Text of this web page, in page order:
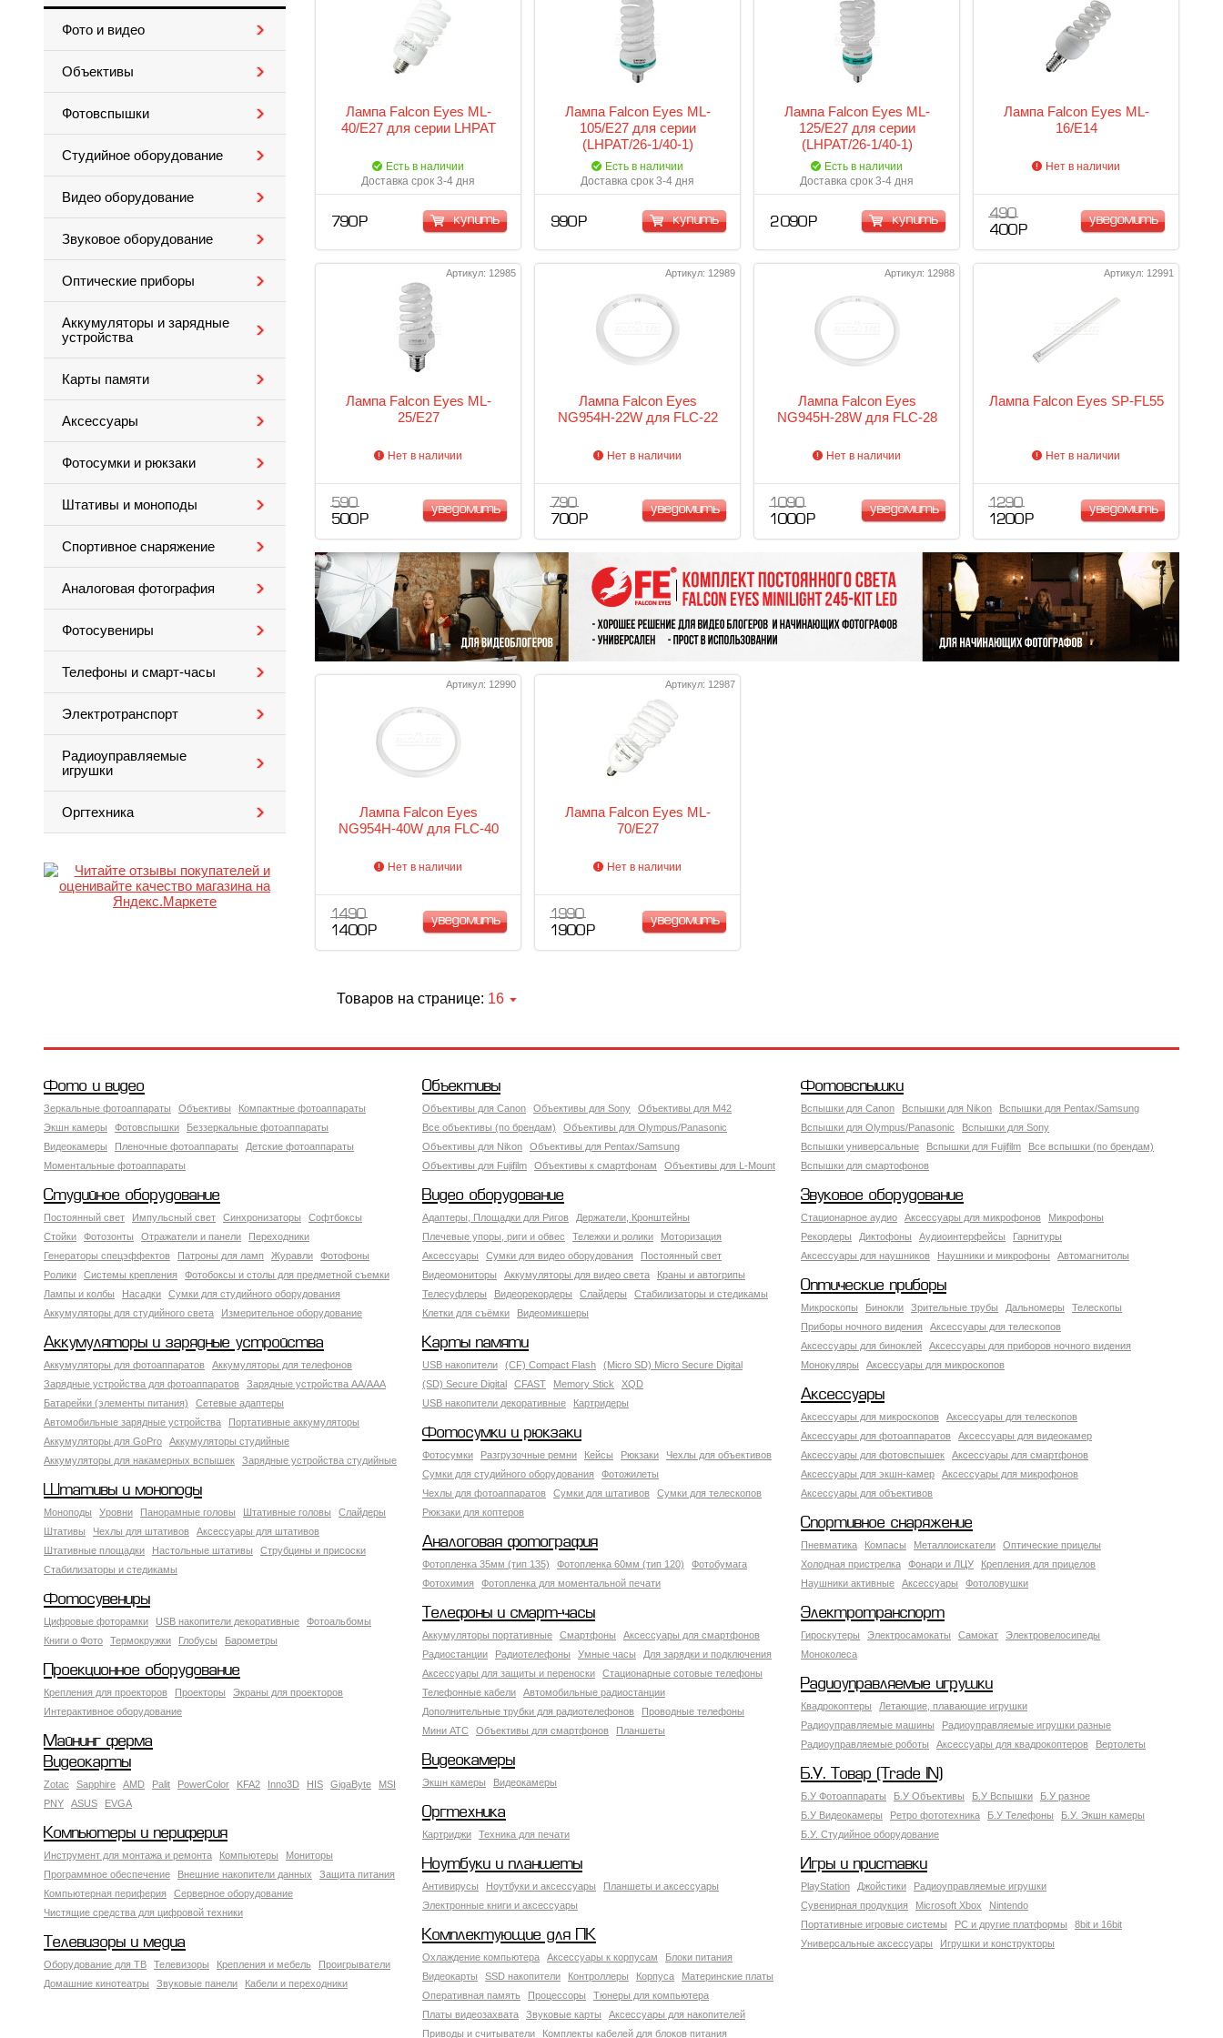
Фото и видео
Объективы
Фотовспышки
Студийное оборудование
Видео оборудование
Звуковое оборудование
Оптические приборы
Аккумуляторы и зарядные
устройства
Карты памяти
Аксессуары
Фотосумки и рюкзаки
Штативы и моноподы
Спортивное снаряжение
Аналоговая фотография
Фотосувениры
Телефоны и смарт-часы
Электротранспорт
Радиоуправляемые
игрушки
Оргтехника
Лампа Falcon Eyes ML-
40/E27 для серии LHPAT
Есть в наличии
Доставка срок 3-4 дня
790 Р купить
Лампа Falcon Eyes ML-
105/E27 для серии
(LHPAT/26-1/40-1)
Есть в наличии
Доставка срок 3-4 дня
990 Р купить
Лампа Falcon Eyes ML-
125/E27 для серии
(LHPAT/26-1/40-1)
Есть в наличии
Доставка срок 3-4 дня
2 090 Р купить
Лампа Falcon Eyes ML-
16/E14
Нет в наличии
490
400 Р
уведомить
Артикул: 12985
Лампа Falcon Eyes ML-
25/E27
Нет в наличии
590
500 Р
уведомить
Артикул: 12989
Лампа Falcon Eyes
NG954H-22W для FLC-22
Нет в наличии
790
700 Р
уведомить
Артикул: 12988
Лампа Falcon Eyes
NG945H-28W для FLC-28
Нет в наличии
1 090
1 000 Р
уведомить
Артикул: 12991
Лампа Falcon Eyes SP-FL55
Нет в наличии
1 290
1 200 Р
уведомить
Артикул: 12990
Лампа Falcon Eyes
NG954H-40W для FLC-40
Нет в наличии
1 490
1 400 Р
уведомить
Артикул: 12987
Лампа Falcon Eyes ML-
70/E27
Нет в наличии
1 990
1 900 Р
уведомить
Товаров на странице: 16
Фото и видео
Зеркальные фотоаппараты Объективы
Компактные фотоаппараты
Экшн камеры
Фотовспышки
Беззеркальные фотоаппараты
Видеокамеры
Пленочные фотоаппараты
Детские фотоаппараты
Моментальные фотоаппараты
Объективы
Объективы для Canon Объективы для Sony
Объективы для M42
Все объективы (по брендам)
Объективы для Olympus/Panasonic
Объективы для Nikon
Объективы для Pentax/Samsung
Объективы для Fujifilm
Объективы к смартфонам Объективы для L-Mount
Фотовспышки
Вспышки для Canon Вспышки для Nikon
Вспышки для Pentax/Samsung
Вспышки для Olympus/Panasonic
Вспышки для Sony
Вспышки универсальные
Вспышки для Fujifilm
Все вспышки (по брендам)
Вспышки для смартофонов
Студийное оборудование
Постоянный свет Импульсный свет Синхронизаторы
Софтбоксы
Стойки
Фотозонты Отражатели и панели
Переходники
Генераторы спецэффектов
Патроны для ламп Журавли
Фотофоны
Ролики
Системы крепления
Фотобоксы и столы для предметной съемки
Лампы и колбы
Насадки
Сумки для студийного оборудования
Аккумуляторы для студийного света
Измерительное оборудование
Видео оборудование
Адаптеры, Площадки для Ригов
Держатели, Кронштейны
Плечевые упоры, риги и обвес
Тележки и ролики
Моторизация
Аксессуары
Сумки для видео оборудования
Постоянный свет
Видеомониторы
Аккумуляторы для видео света
Краны и автогрипы
Телесуфлеры
Видеорекордеры Слайдеры
Стабилизаторы и стедикамы
Клетки для съёмки
Видеомикшеры
Звуковое оборудование
Стационарное аудио Аксессуары для микрофонов
Микрофоны
Рекордеры
Диктофоны Аудиоинтерфейсы
Гарнитуры
Аксессуары для наушников
Наушники и микрофоны Автомагнитолы
Оптические приборы
Микроскопы Бинокли Зрительные трубы Дальномеры
Телескопы
Приборы ночного видения
Аксессуары для телескопов
Аксессуары для биноклей
Аксессуары для приборов ночного видения
Монокуляры
Аксессуары для микроскопов
Аккумуляторы и зарядные устройства
Аккумуляторы для фотоаппаратов
Аккумуляторы для телефонов
Зарядные устройства для фотоаппаратов
Зарядные устройства AA/AAA
Батарейки (элементы питания)
Сетевые адаптеры
Автомобильные зарядные устройства
Портативные аккумуляторы
Аккумуляторы для GoPro
Аккумуляторы студийные
Аккумуляторы для накамерных вспышек
Зарядные устройства студийные
Карты памяти
USB накопители (CF) Compact Flash
(Micro SD) Micro Secure Digital
(SD) Secure Digital
CFAST Memory Stick
XQD
USB накопители декоративные
Картридеры Аксессуары
Аксессуары для микроскопов
Аксессуары для телескопов
Аксессуары для фотоаппаратов
Аксессуары для видеокамер
Аксессуары для фотовспышек
Аксессуары для смартфонов
Аксессуары для экшн-камер
Аксессуары для микрофонов
Аксессуары для объективов
Фотосумки и рюкзаки
Фотосумки Разгрузочные ремни Кейсы Рюкзаки
Чехлы для объективов
Сумки для студийного оборудования
Фотожилеты
Чехлы для фотоаппаратов
Сумки для штативов
Сумки для телескопов
Рюкзаки для коптеров
Штативы и моноподы
Моноподы Уровни Панорамные головы Штативные головы
Слайдеры
Штативы
Чехлы для штативов
Аксессуары для штативов
Штативные площадки
Настольные штативы
Струбцины и присоски
Стабилизаторы и стедикамы
Спортивное снаряжение
Пневматика Компасы Металлоискатели
Оптические прицелы
Холодная пристрелка
Фонари и ЛЦУ
Крепления для прицелов
Наушники активные
Аксессуары Фотоловушки
Аналоговая фотография
Фотопленка 35мм (тип 135) Фотопленка 60мм (тип 120)
Фотобумага
Фотохимия
Фотопленка для моментальной печати
Фотосувениры
Цифровые фоторамки USB накопители декоративные
Фотоальбомы
Книги о Фото
Термокружки Глобусы Барометры
Телефоны и смарт-часы
Аккумуляторы портативные Смартфоны
Аксессуары для смартфонов
Радиостанции
Радиотелефоны Умные часы
Для зарядки и подключения
Аксессуары для защиты и переноски
Стационарные сотовые телефоны
Телефонные кабели
Автомобильные радиостанции
Дополнительные трубки для радиотелефонов
Проводные телефоны
Мини АТС
Объективы для смартфонов Планшеты
Электротранспорт
Гироскутеры Электросамокаты Самокат
Электровелосипеды
Моноколеса
Проекционное оборудование
Крепления для проекторов Проекторы
Экраны для проекторов
Интерактивное оборудование
Радиоуправляемые игрушки
Квадрокоптеры
Летающие, плавающие игрушки
Радиоуправляемые машины
Радиоуправляемые игрушки разные
Радиоуправляемые роботы
Аксессуары для квадрокоптеров Вертолеты
Майнинг ферма
Видеокамеры
Экшн камеры Видеокамеры
Видеокарты
Zotac Sapphire AMD Palit PowerColor KFA2 Inno3D HIS GigaByte
MSI
PNY
ASUS EVGA
Б.У. Товар (Trade IN)
Б.У Фотоаппараты Б.У Объективы Б.У Вспышки
Б.У разное
Б.У Видеокамеры
Ретро фототехника Б.У Телефоны
Б.У. Экшн камеры
Б.У. Студийное оборудование
Оргтехника
Картриджи Техника для печати
Компьютеры и периферия
Инструмент для монтажа и ремонта Компьютеры
Мониторы
Программное обеспечение
Внешние накопители данных
Защита питания
Компьютерная периферия
Серверное оборудование
Чистящие средства для цифровой техники
Ноутбуки и планшеты
Антивирусы Ноутбуки и аксессуары
Планшеты и аксессуары
Электронные книги и аксессуары
Игры и приставки
PlayStation Джойстики
Радиоуправляемые игрушки
Сувенирная продукция
Microsoft Xbox
Nintendo
Портативные игровые системы
PC и другие платформы
8bit и 16bit
Универсальные аксессуары
Игрушки и конструкторы
Комплектующие для ПК
Охлаждение компьютера Аксессуары к корпусам
Блоки питания
Видеокарты
SSD накопители Контроллеры Корпуса
Материнские платы
Оперативная память
Процессоры
Тюнеры для компьютера
Платы видеозахвата
Звуковые карты
Аксессуары для накопителей
Приводы и считыватели
Комплекты кабелей для блоков питания
Телевизоры и медиа
Оборудование для ТВ Телевизоры Крепления и мебель
Проигрыватели
Домашние кинотеатры
Звуковые панели Кабели и переходники